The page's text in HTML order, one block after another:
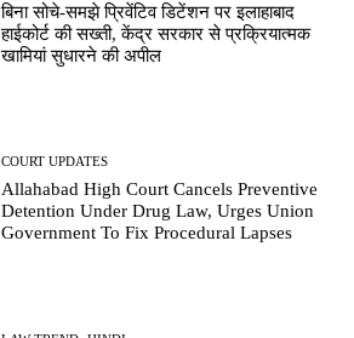
बिना सोचे-समझे प्रिवेंटिव डिटेंशन पर इलाहाबाद
हाईकोर्ट की सख्ती, केंद्र सरकार से प्रक्रियात्मक
खामियां सुधारने की अपील
COURT UPDATES
Allahabad High Court Cancels Preventive
Detention Under Drug Law, Urges Union
Government To Fix Procedural Lapses